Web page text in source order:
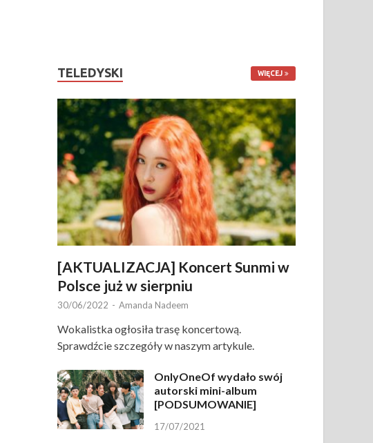
TELEDYSKI WIĘCEJ
[AKTUALIZACJA] Koncert Sunmi w
Polsce już w sierpniu
30/06/2022 - Amanda Nadeem
Wokalistka ogłosiła trasę koncertową.
Sprawdźcie szczegóły w naszym artykule.
OnlyOneOf wydało swój
autorski mini-album
[PODSUMOWANIE]
17/07/2021